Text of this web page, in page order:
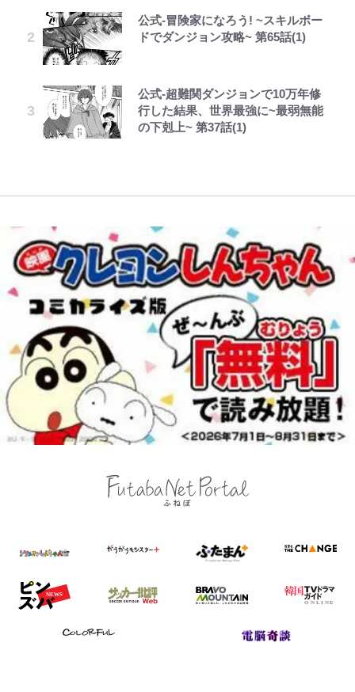
公式-冒険家になろう! ~スキルボー
ドでダンジョン攻略~ 第65話(1)
公式-超難関ダンジョンで10万年修
行した結果、世界最強に~最弱無能
の下剋上~ 第37話(1)
【キャンプ自己啓発】増えすぎたギ
とは
荒々しい「火山帯」の一端にいるこ
第3回 出版までの道のり・その2
レビュー『仮面家族』悠木シュン・
著
制｣の大激論】(4)
が熱狂｢サードなのにズルい｣｢こり
ゃかっけえわ｣
でっかい男になりたいゾ
浅草は日本の心だゾ
GLAY・TERU＆PUFFY大貫亜美
の“共演”ショットに「夫婦で写っ
中居正広氏の被災地支援報道と消え
ない“芸能界復帰説”、なぜ代理人
弁護士が今も“窓口”に? 直撃に深
1万円超えも「納得のクオリティ」
『この素晴らしい世界に祝福を！』
も感動
「カルチャーは引用の歴史である」
藤原紀香が23年間続けるボランテ
錦織一清が語る還暦からの新たな挑
戦…少年隊の分岐点と60代で挑む